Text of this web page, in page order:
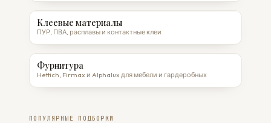
Клеевые материалы
ПУР, ПВА, расплавы и контактные клеи
Фурнитура
Hettich, Firmax и Alphalux для мебели и гардеробных
ПОПУЛЯРНЫЕ ПОДБОРКИ